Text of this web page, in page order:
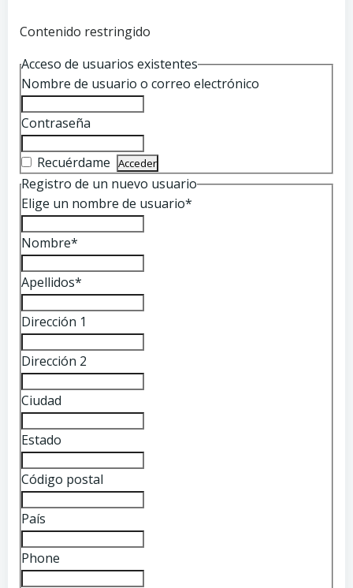
Contenido restringido
Acceso de usuarios existentes
Nombre de usuario o correo electrónico
Contraseña
Recuérdame
Registro de un nuevo usuario
Elige un nombre de usuario*
Nombre*
Apellidos*
Dirección 1
Dirección 2
Ciudad
Estado
Código postal
País
Phone